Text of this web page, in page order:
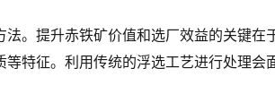
。提升赤铁矿价值和选厂效益的关键在
特征。利用传统的浮选工艺进行处理会